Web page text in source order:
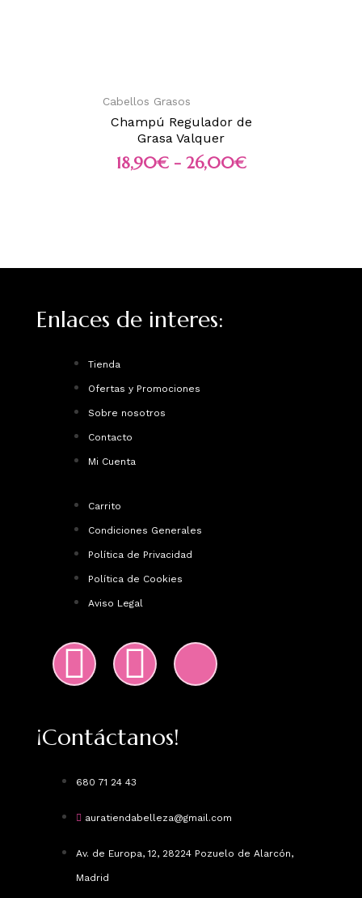
Cabellos Grasos
Champú Regulador de
Grasa Valquer
18,90€ - 26,00€
¡Contáctanos!
680 71 24 43
auratiendabelleza@gmail.com
Av. de Europa, 12, 28224 Pozuelo de Alarcón,
Madrid
Enlaces de interes:
Tienda
Ofertas y Promociones
Sobre nosotros
Contacto
Mi Cuenta
Carrito
Condiciones Generales
Política de Privacidad
Política de Cookies
Aviso Legal